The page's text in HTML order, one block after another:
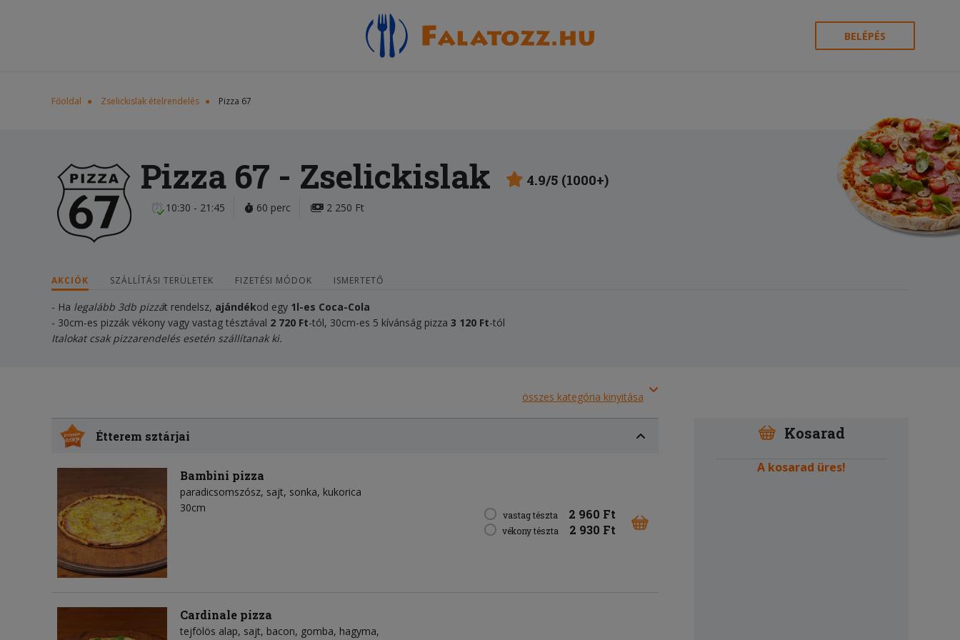
BELÉPÉS
Főoldal Zselickislak ételrendelés Pizza 67
Pizza 67 - Zselickislak 4.9/5 (1000+)
10:30 - 21:45 60 perc 2 250 Ft
AKCIÓK SZÁLLÍTÁSI TERÜLETEK FIZETÉSI MÓDOK ISMERTETŐ
- Ha legalább 3db pizzát rendelsz, ajándékod egy 1l-es Coca-Cola
- 30cm-es pizzák vékony vagy vastag tésztával 2 720 Ft-tól, 30cm-es 5 kívánság pizza 3 120 Ft-tól
Italokat csak pizzarendelés esetén szállítanak ki.
összes kategória kinyitása
Étterem sztárjai
Bambini pizza
paradicsomszósz sajt sonka kukorica
30cm
vastag tészta 2 960 Ft
vékony tészta 2 930 Ft
Cardinale pizza
tejfölös alap sajt bacon gomba hagyma
Kosarad
A kosarad üres!